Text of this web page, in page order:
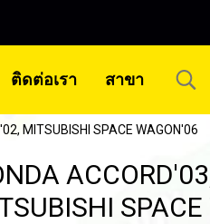
ติดต่อเรา สาขา
MITSUBISHI SPACE WAGON'06